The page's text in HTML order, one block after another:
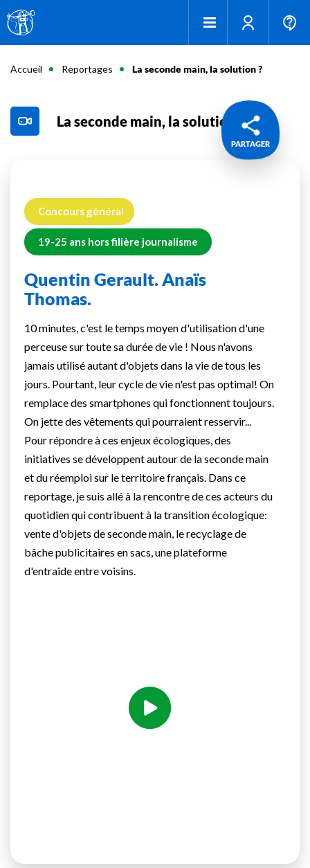
Accueil Reportages La seconde main, la solution ?
PARTAGER
La seconde main, la solution ?
Concours général
19-25 ans hors filière journalisme
Quentin Gerault. Anaïs
Thomas.
10 minutes, c'est le temps moyen d'utilisation d'une
perceuse sur toute sa durée de vie ! Nous n'avons
jamais utilisé autant d'objets dans la vie de tous les
jours. Pourtant, leur cycle de vie n'est pas optimal! On
remplace des smartphones qui fonctionnent toujours.
On jette des vêtements qui pourraient resservir...
Pour répondre à ces enjeux écologiques, des
initiatives se développent autour de la seconde main
et du réemploi sur le territoire français. Dans ce
reportage, je suis allé à la rencontre de ces acteurs du
quotidien qui contribuent à la transition écologique:
vente d'objets de seconde main, le recyclage de
bâche publicitaires en sacs, une plateforme
d'entraide entre voisins.